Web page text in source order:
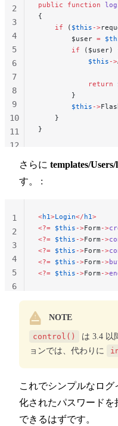
public function
{
    if
( $this ->
        $user
=
        if
($user)
            $this
->
            return
        }
        $this
->
    }
}
2
3
4
5
6
7
8
9
10
11
12
さらに templates/
す。 :
<h1>Login</h1>
<?= $this ->Form ->
<?= $this ->Form ->
<?= $this ->Form ->
<?= $this ->Form ->
<?= $this ->Form ->
1
2
3
4
5
6
NOTE
control()
は 3.4 以
ョンでは、代わりに
これでシンプルなロ
化されたパスワード
できるはずです。